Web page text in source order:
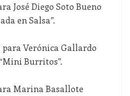
José Diego Soto Bueno
en Salsa”.
para Verónica Gallardo
Burritos”.
Marina Basallote